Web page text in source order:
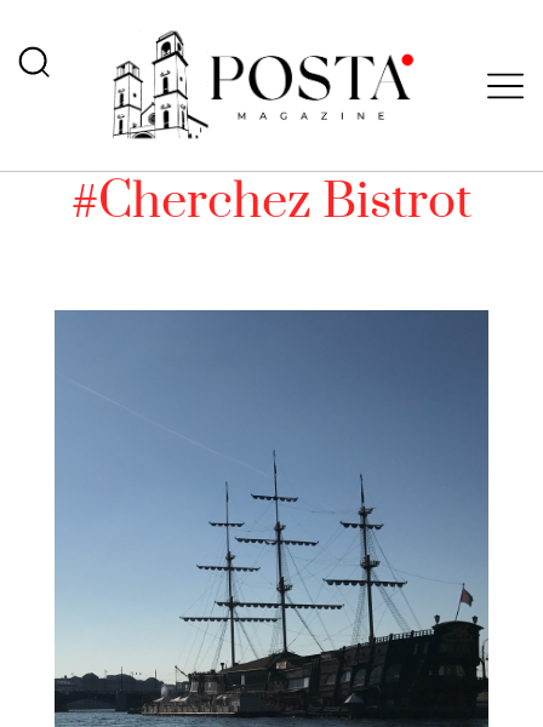
#Cherchez Bistrot